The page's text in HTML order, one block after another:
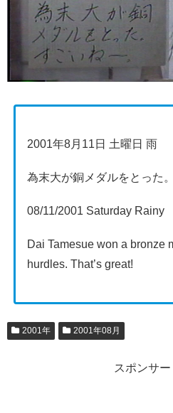
2001年8月11日 土曜日 雨
為末大が銅メダルをとった
08/11/2001 Saturday Rainy
Dai Tamesue won a bronze
hurdles. That’s great!
2001年 2001年08月
スポンサー